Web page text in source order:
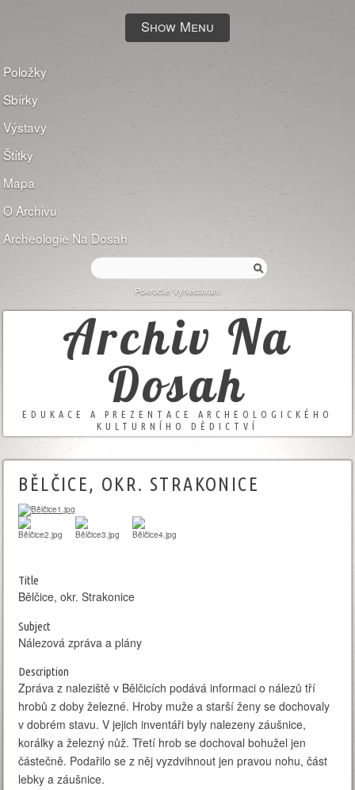
Show Menu
Položky
Sbírky
Výstavy
Štítky
Mapa
O Archivu
Archeologie Na Dosah
Pokročilé Vyhledávání
Archiv Na
Dosah
EDUKACE A PREZENTACE ARCHEOLOGICKÉHO
KULTURNÍHO DĚDICTVÍ
BĚLČICE, OKR. STRAKONICE
Title
Bělčice, okr. Strakonice
Subject
Nálezová zpráva a plány
Description
Zpráva z naleziště v Bělčicích podává informaci o nálezů tří
hrobů z doby železné. Hroby muže a starší ženy se dochovaly
v dobrém stavu. V jejich inventáři byly nalezeny záušnice,
korálky a železný nůž. Třetí hrob se dochoval bohužel jen
částečně. Podařilo se z něj vyzdvihnout jen pravou nohu, část
lebky a záušnice.